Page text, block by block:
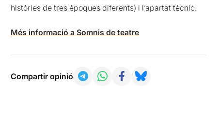
històries de tres èpoques diferents) i l’apartat tècnic.
Més informació a Somnis de teatre
Compartir opinió